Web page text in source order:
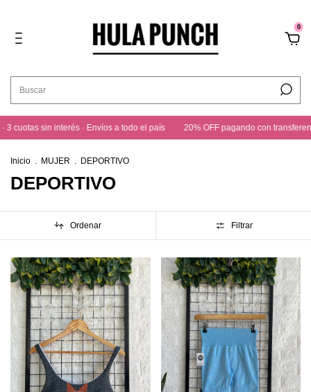
0
sin interés · Envíos a todo el país 20% OFF pagando con transferencia · 3
Inicio . MUJER . DEPORTIVO
DEPORTIVO
Ordenar Filtrar